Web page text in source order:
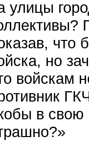
улицы
что
но
войскам
в свою